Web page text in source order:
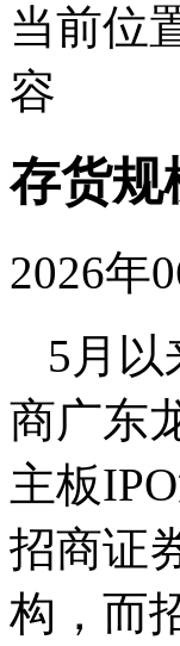
当前位
容
存货规
2026年
5月以
商广东
主板
招商证
构，而